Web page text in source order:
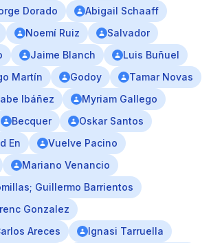
Dorado
Abigail Schaaff
Noemí Ruiz
Salvador
Jaime Blanch
Luis Buñuel
Martín Godoy
Tamar Novas
Ibáñez
Myriam Gallego
Becquer
Oskar Santos
En
Vuelve Pacino
Mariano Venancio
Guillermo Barrientos
Gonzalez
Areces
Ignasi Tarruella